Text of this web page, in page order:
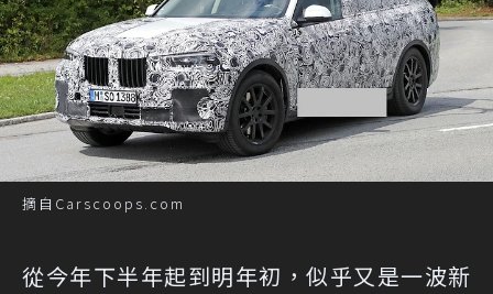
摘自Carscoops.com
從今年下半年起到明年初，似乎又是一波新